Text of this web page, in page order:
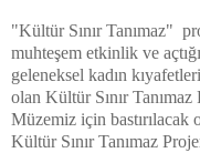
"Kültür Sınır Tanımaz"
muhteşem etkinlik ve
geleneksel kadın
olan Kültür Sınır
Müzemiz için bastırılacak
Kültür Sınır Tanımaz